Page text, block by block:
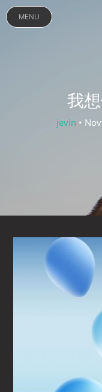
MENU
我
jevin •